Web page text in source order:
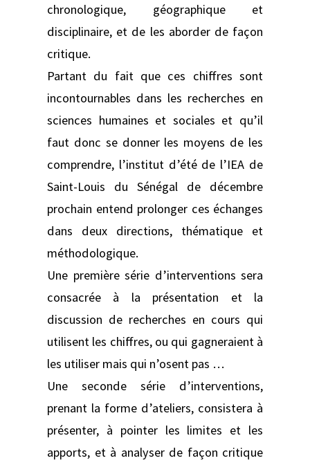
chronologique, géographique et
disciplinaire, et de les aborder de façon
critique.
Partant du fait que ces chiffres sont
incontournables dans les recherches en
sciences humaines et sociales et qu’il
faut donc se donner les moyens de les
comprendre, l’institut d’été de l’IEA de
Saint-Louis du Sénégal de décembre
prochain entend prolonger ces échanges
dans deux directions, thématique et
méthodologique.
Une première série d’interventions sera
consacrée à la présentation et la
discussion de recherches en cours qui
utilisent les chiffres, ou qui gagneraient à
les utiliser mais qui n’osent pas …
Une seconde série d’interventions,
prenant la forme d’ateliers, consistera à
présenter, à pointer les limites et les
apports, et à analyser de façon critique